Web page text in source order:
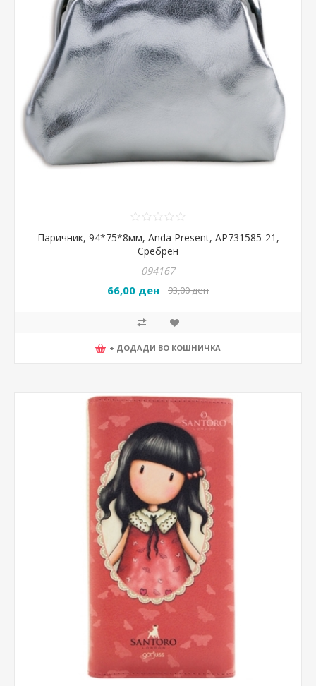
Паричник, 94*75*8мм, Anda Present, AP731585-21,
Сребрен
094167
66,00 ден 93,00 ден
+ ДОДАДИ ВО КОШНИЧКА